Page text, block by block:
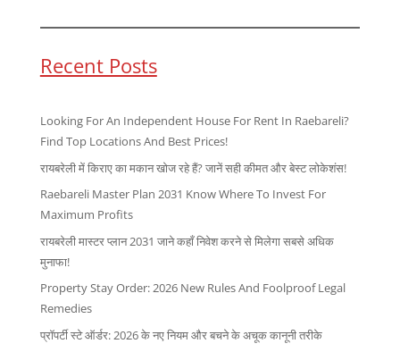
Recent Posts
Looking For An Independent House For Rent In Raebareli?
Find Top Locations And Best Prices!
रायबरेली में किराए का मकान खोज रहे हैं? जानें सही कीमत और बेस्ट लोकेशंस!
Raebareli Master Plan 2031 Know Where To Invest For
Maximum Profits
रायबरेली मास्टर प्लान 2031 जाने कहाँ निवेश करने से मिलेगा सबसे अधिक
मुनाफा!
Property Stay Order: 2026 New Rules And Foolproof Legal
Remedies
प्रॉपर्टी स्टे ऑर्डर: 2026 के नए नियम और बचने के अचूक कानूनी तरीके